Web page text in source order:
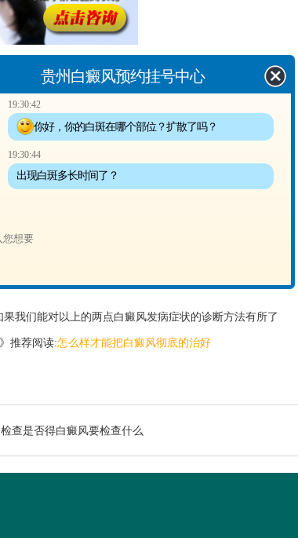
在患者身体较为暴露的部位，如脸部、双手、双臂、颈
它的皮肤病的情况下要首先考虑白癜风，毕竟防患于未
的脱失斑，外表润滑，没有其它皮肤病发病时的细小鳞
正常皮肤敏感，稍晒太阳即发红。病程经过迟缓，渐向
期不变的状态。如果是出现在面部或者是头部，还很可
等。
后期进行治疗的时候回产生很大的阻碍，患者受到的危
我们能对以上的两点白癜风发病症状的诊断方法有所了
推荐阅读:怎么样才能把白癜风彻底的治好
检查是否得白癜风要检查什么
贵州白癜风预约挂号中心
19:30:42
你好，你的白斑在哪个部位？扩散了吗？
19:30:44
出现白斑多长时间了？